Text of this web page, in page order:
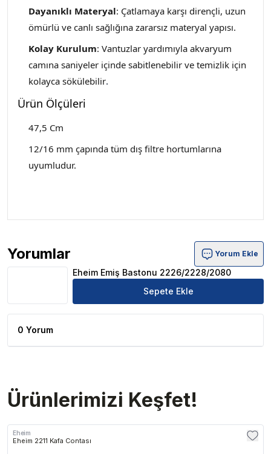
Dayanıklı Materyal: Çatlamaya karşı dirençli, uzun
ömürlü ve canlı sağlığına zararsız materyal yapısı.
Kolay Kurulum: Vantuzlar yardımıyla akvaryum
camına saniyeler içinde sabitlenebilir ve temizlik için
kolayca sökülebilir.
Ürün Ölçüleri
47,5 Cm
12/16 mm çapında tüm dış filtre hortumlarına
uyumludur.
Yorumlar
Eheim Emiş Bastonu 2226/2228/2080 Ürün Yorumları
Yorum Ekle
Eheim Emiş Bastonu 2226/2228/2080
Sepete Ekle
0 Yorum
Ürünlerimizi Keşfet!
Eheim
Eheim 2211 Kafa Contası